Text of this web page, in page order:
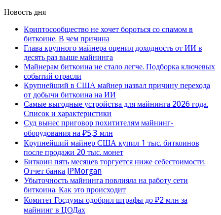
Новость дня
Криптосообщество не хочет бороться со спамом в
биткоине. В чем причина
Глава крупного майнера оценил доходность от ИИ в
десять раз выше майнинга
Майнерам биткоина не стало легче. Подборка ключевых
событий отрасли
Крупнейший в США майнер назвал причину перехода
от добычи биткоина на ИИ
Самые выгодные устройства для майнинга 2026 года.
Список и характеристики
Суд вынес приговор похитителям майнинг-
оборудования на ₽5,3 млн
Крупнейший майнер США купил 1 тыс. биткоинов
после продажи 20 тыс. монет
Биткоин пять месяцев торгуется ниже себестоимости.
Отчет банка JPMorgan
Убыточность майнинга повлияла на работу сети
биткоина. Как это происходит
Комитет Госдумы одобрил штрафы до ₽2 млн за
майнинг в ЦОДах